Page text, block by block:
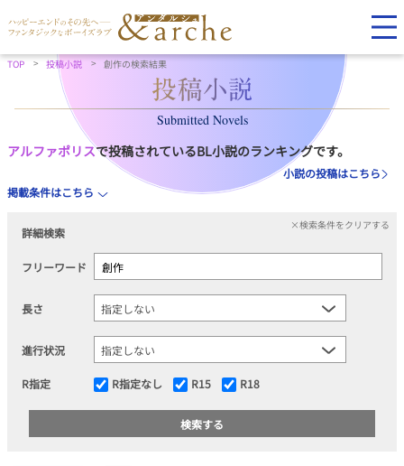
TOP 投稿小説 創作の検索結果
Submitted Novels
アルファポリスで投稿されているBL小説のランキングです。
小説の投稿はこちら
掲載条件はこちら
詳細検索
×検索条件をクリアする
フリーワード
長さ
進行状況
R指定 R指定なし R15 R18